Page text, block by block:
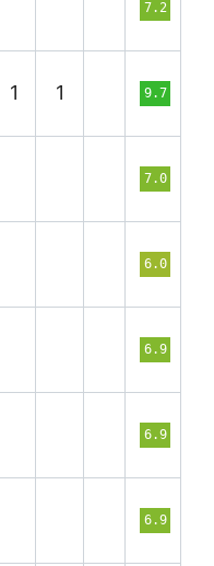
7.2
1 1 9.7
7.0
6.0
6.9
6.9
6.9